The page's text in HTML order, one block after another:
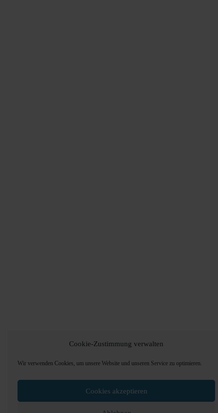
Cookie-Zustimmung verwalten
Wir verwenden Cookies, um unsere Website und unseren Service zu optimieren.
Cookies akzeptieren